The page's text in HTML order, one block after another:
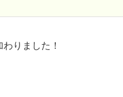
りました！